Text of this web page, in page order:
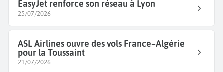
EasyJet renforce son réseau à Lyon
25/07/2026
ASL Airlines ouvre des vols France–Algérie
pour la Toussaint
21/07/2026